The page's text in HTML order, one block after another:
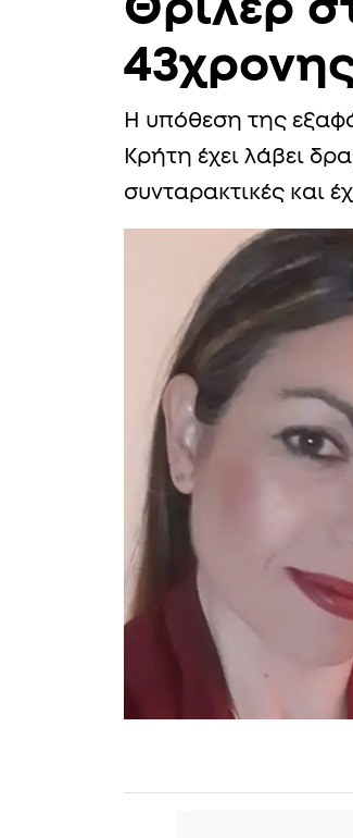
Θρίλερ
Η υπόθεση της
Κρήτη έχει λάβει
συνταρακτικές και